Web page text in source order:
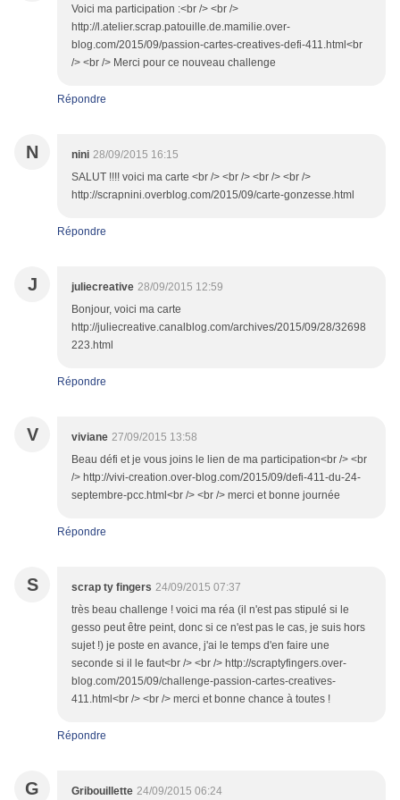
Voici ma participation :<br /> <br />
http://l.atelier.scrap.patouille.de.mamilie.over-
blog.com/2015/09/passion-cartes-creatives-defi-411.html<br
/> <br /> Merci pour ce nouveau challenge
Répondre
N nini 28/09/2015 16:15
SALUT !!!! voici ma carte <br /> <br /> <br /> <br />
http://scrapnini.overblog.com/2015/09/carte-gonzesse.html
Répondre
J juliecreative 28/09/2015 12:59
Bonjour, voici ma carte
http://juliecreative.canalblog.com/archives/2015/09/28/32698
223.html
Répondre
V viviane 27/09/2015 13:58
Beau défi et je vous joins le lien de ma participation<br /> <br
/> http://vivi-creation.over-blog.com/2015/09/defi-411-du-24-
septembre-pcc.html<br /> <br /> merci et bonne journée
Répondre
S scrap ty fingers 24/09/2015 07:37
très beau challenge ! voici ma réa (il n'est pas stipulé si le
gesso peut être peint, donc si ce n'est pas le cas, je suis hors
sujet !) je poste en avance, j'ai le temps d'en faire une
seconde si il le faut<br /> <br /> http://scraptyfingers.over-
blog.com/2015/09/challenge-passion-cartes-creatives-
411.html<br /> <br /> merci et bonne chance à toutes !
Répondre
G Gribouillette 24/09/2015 06:24